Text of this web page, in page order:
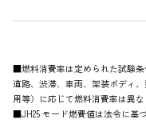
■燃料消費率は定められた試験条
道路、渋滞、車両、架装ボディ
用等）に応じて燃料消費率は異な
■JH25 モード燃費値は法令に基